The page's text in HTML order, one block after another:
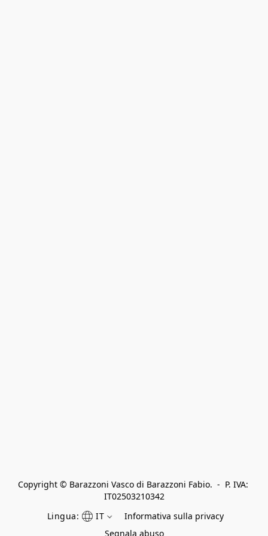
Copyright © Barazzoni Vasco di Barazzoni Fabio.  -  P. IVA:
IT02503210342
Lingua:
IT
Informativa sulla privacy
Segnala abuso